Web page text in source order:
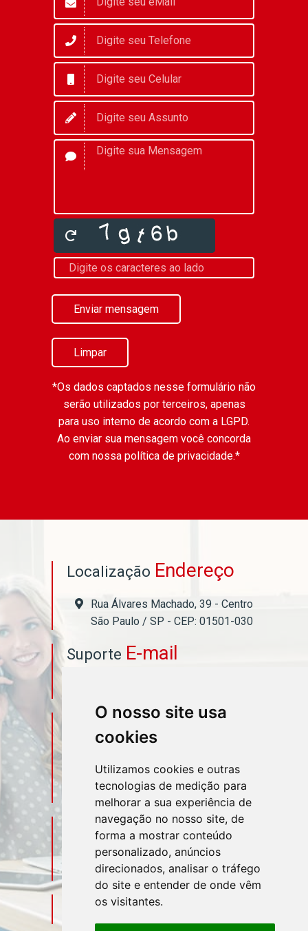
O nosso site usa
cookies
Utilizamos cookies e outras
tecnologias de medição para
melhorar a sua experiência de
navegação no nosso site, de
forma a mostrar conteúdo
personalizado, anúncios
direcionados, analisar o tráfego
do site e entender de onde vêm
os visitantes.
Enviar mensagem
Limpar
*Os dados captados nesse formulário não
serão utilizados por terceiros, apenas
para uso interno de acordo com a LGPD.
Ao enviar sua mensagem você concorda
com nossa política de privacidade.*
Localização Endereço
Rua Álvares Machado, 39 - Centro
São Paulo / SP - CEP: 01501-030
Suporte E-mail
ContatoTelefone
(11) 95580-4449
RedesSociais
Mapa do Escritório